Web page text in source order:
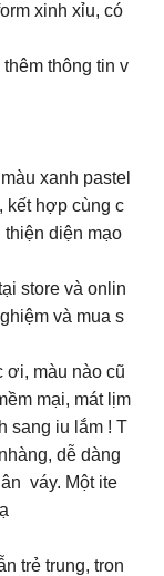
xinh xỉu, có
thông tin v
xanh pastel
kết hợp cùng c
thiện diện mạo
store và onlin
và mua s
ơi, màu nào cũ
mại, mát lịm
sang iu lắm ! T
dễ dàng
váy. Một ite
trẻ trung, tron